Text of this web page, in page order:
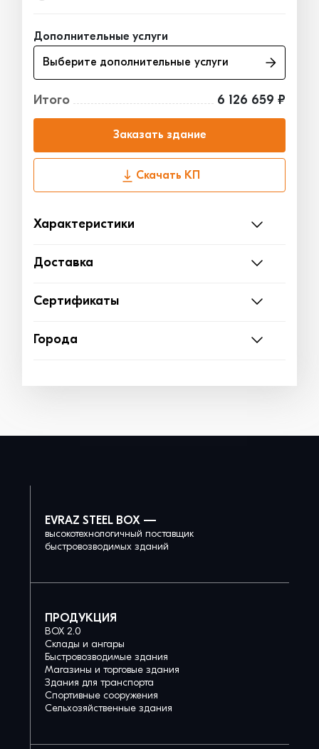
Ограждающие конструкции 1 516 548₽
Окна, двери, ворота 989 244₽
Дополнительные услуги
Выберите дополнительные услуги
Итого 6 126 659 ₽
Заказать здание
Скачать КП
Характеристики
Доставка
Сертификаты
Города
EVRAZ STEEL BOX —
высокотехнологичный поставщик
быстровозводимых зданий
ПРОДУКЦИЯ
BOX 2.0
Склады и ангары
Быстровозводимые здания
Магазины и торговые здания
Здания для транспорта
Спортивные сооружения
Сельхозяйственные здания